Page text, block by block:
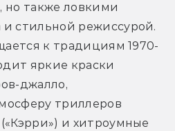
но также ловкими
стильной режиссурой.
к традициям 1970-
яркие краски
джалло,
триллеров
и хитроумные